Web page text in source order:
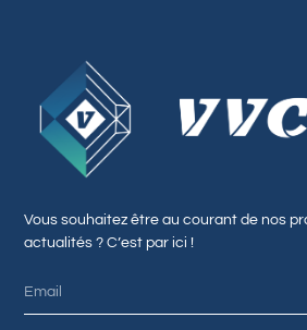
Vous souhaitez être au courant de nos
actualités ? C’est par ici !